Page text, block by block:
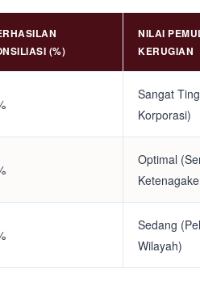
(%)
NILAI
KERUGIAN
Sangat
Korporasi)
Optimal
Sedang
Wilayah)